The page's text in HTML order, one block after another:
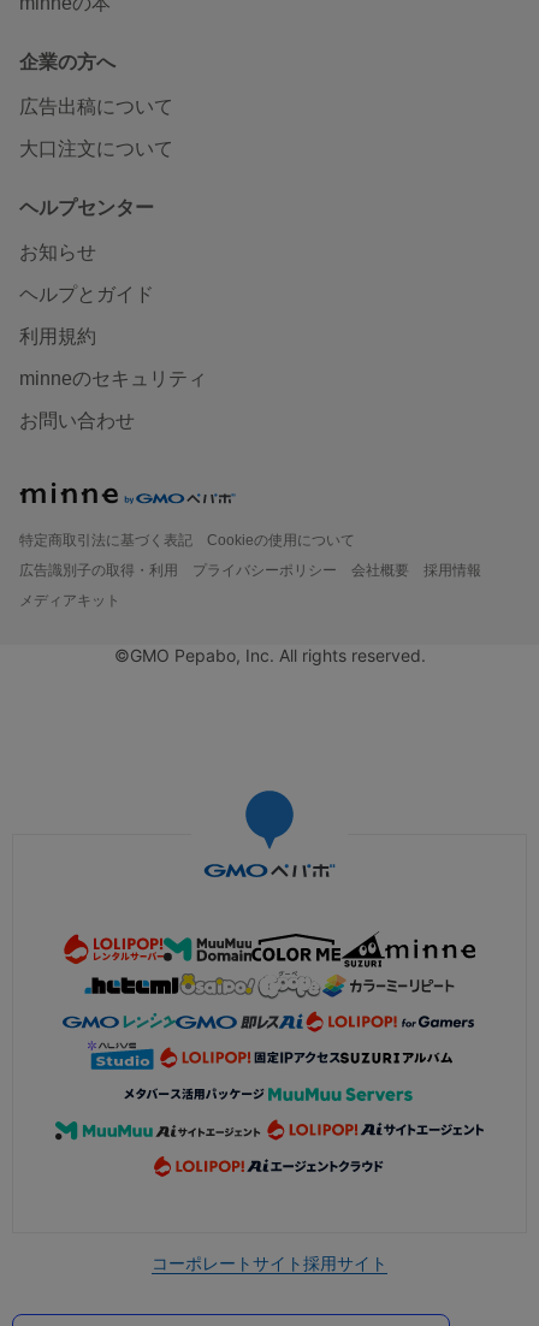
企業の方へ
広告出稿について
大口注文について
ヘルプセンター
お知らせ
ヘルプとガイド
利用規約
minneのセキュリティ
お問い合わせ
特定商取引法に基づく表記
Cookieの使用について
広告識別子の取得・利用
プライバシーポリシー 会社概要
採用情報
メディアキット
©GMO Pepabo, Inc. All rights reserved.
コーポレートサイト採用サイト